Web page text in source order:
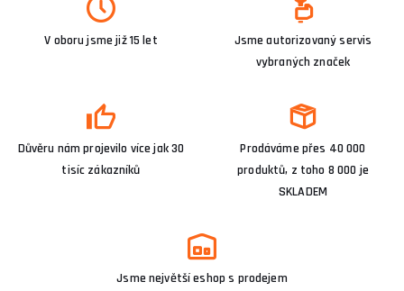
V oboru jsme již 15 let
Jsme autorizovaný servis
vybraných značek
Důvěru nám projevilo více jak 30
tisíc zákazníků
Prodáváme přes 40 000
produktů, z toho 8 000 je
SKLADEM
Jsme největší eshop s prodejem